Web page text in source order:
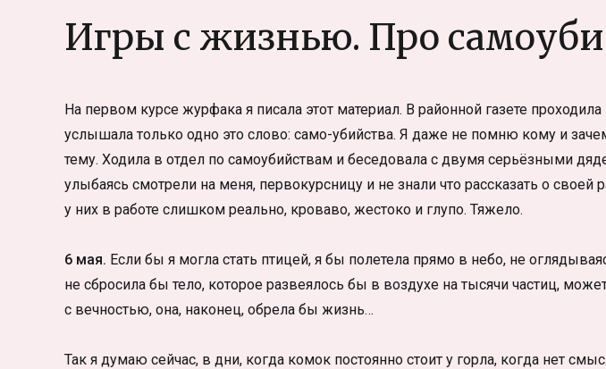
Игры с жизнью. Про
На первом курсе журфака я писала этот материал. В районной газете
услышала только одно это слово: само-убийства. Я даже не помню кому и
тему. Ходила в отдел по самоубийствам и беседовала с двумя серьёзными
улыбаясь смотрели на меня, первокурсницу и не знали что рассказать о своей
у них в работе слишком реально, кроваво, жестоко и глупо. Тяжело.
6 мая. Если бы я могла стать птицей, я бы полетела прямо в небо, не
не сбросила бы тело, которое развеялось бы в воздухе на тысячи частиц,
с вечностью, она, наконец, обрела бы жизнь…
Так я думаю сейчас, в дни, когда комок постоянно стоит у горла, когда нет